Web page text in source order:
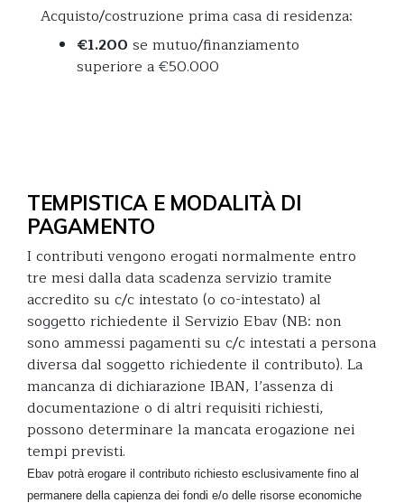
Acquisto/costruzione prima casa di residenza:
€1.200 se mutuo/finanziamento
superiore a €50.000
TEMPISTICA E MODALITÀ DI
PAGAMENTO
I contributi vengono erogati normalmente entro
tre mesi dalla data scadenza servizio tramite
accredito su c/c intestato (o co-intestato) al
soggetto richiedente il Servizio Ebav (NB: non
sono ammessi pagamenti su c/c intestati a persona
diversa dal soggetto richiedente il contributo). La
mancanza di dichiarazione IBAN, l’assenza di
documentazione o di altri requisiti richiesti,
possono determinare la mancata erogazione nei
tempi previsti.
Ebav potrà erogare il contributo richiesto esclusivamente fino al
permanere della capienza dei fondi e/o delle risorse economiche